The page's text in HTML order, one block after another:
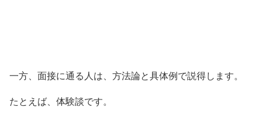
一方、面接に通る人は、方法論と具体例で説得します。
たとえば、体験談です。